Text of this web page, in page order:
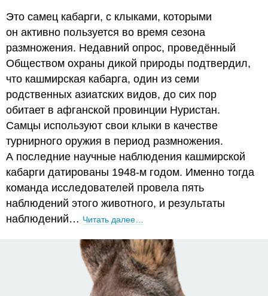
Это самец кабарги, с клыками, которыми
он активно пользуется во время сезона
размножения. Недавний опрос, проведённый
Обществом охраны дикой природы подтвердил,
что кашмирская кабарга, один из семи
родственных азиатских видов, до сих пор
обитает в афганской провинции Нуристан.
Самцы используют свои клыки в качестве
турнирного оружия в период размножения.
А последние научные наблюдения кашмирской
кабарги датированы 1948-м годом. Именно тогда
команда исследователей провела пять
наблюдений этого животного, и результаты
наблюдений… Читать далее…